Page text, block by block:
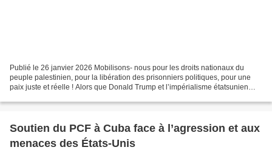
Publié le 26 janvier 2026 Mobilisons- nous pour les droits nationaux du
peuple palestinien, pour la libération des prisonniers politiques, pour une
paix juste et réelle ! Alors que Donald Trump et l’impérialisme étatsunien
Soutien du PCF à Cuba face à l’agression et aux
menaces des États-Unis